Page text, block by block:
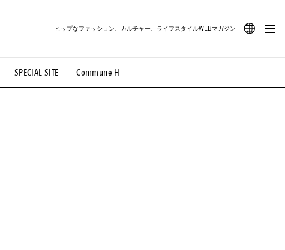
SPECIAL SITE Commune H
ヒップなファッション、カルチャー、ライフスタイルWEBマガジン
#路地裏てぃーん。 #MONTHLY JOURNAL
#MOVIE #LIFESTYLE #SNEAKER #OUTDOOR